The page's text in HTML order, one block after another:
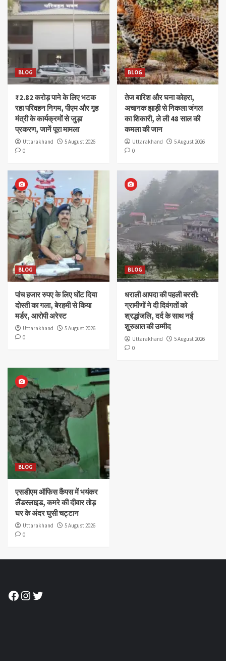
BLOG
₹2.82 करोड़ पाने के लिए भटक
रहा परिवहन निगम, पीएम और गृह
मंत्री के कार्यक्रमों से जुड़ा
प्रकरण, जानें पूरा मामला
Uttarakhand
5 August 2026
0
BLOG
तेज बारिश और घना कोहरा,
अचानक झाड़ी से निकला जंगल
का शिकारी, ले ली 48 साल की
कमला की जान
Uttarakhand
5 August 2026
0
BLOG
पांच हजार रुपए के लिए घोंट दिया
दोस्ती का गला, बेरहमी से किया
मर्डर, आरोपी अरेस्ट
Uttarakhand
5 August 2026
0
BLOG
धराली आपदा की पहली बरसी:
ग्रामीणों ने दी दिवंगतों को
श्रद्धांजलि, दर्द के साथ नई
शुरुआत की उम्मीद
Uttarakhand
5 August 2026
0
BLOG
एसडीएम ऑफिस कैंपस में भयंकर
लैंडस्लाइड, कमरे की दीवार तोड़
घर के अंदर घुसी चट्टान
Uttarakhand
5 August 2026
0
Facebook
Instagram
Twitter